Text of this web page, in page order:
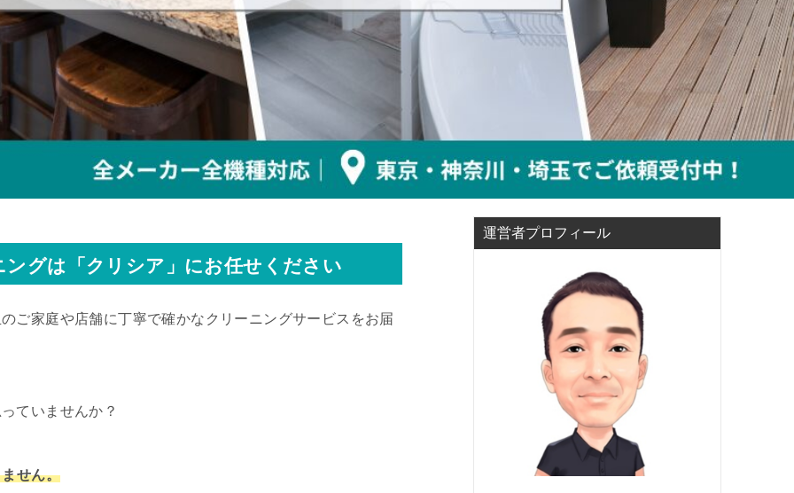
グは「クリシア」にお任せください
ご家庭や店舗に丁寧で確かなクリーニングサービスをお届
ていませんか？
せん。
運営者プロフィール